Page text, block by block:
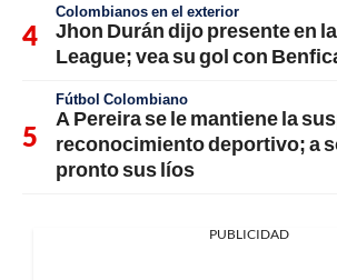
Colombianos en el exterior
Jhon Durán dijo presente en
League; vea su gol con
Fútbol Colombiano
A Pereira se le mantiene la
reconocimiento deportivo; a
pronto sus líos
PUBLICIDAD